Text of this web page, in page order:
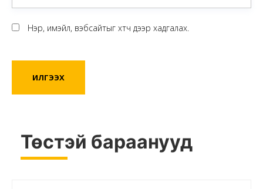
Нэр, имэйл, вэбсайтыг хөтөч дээр хадгалах.
Төстэй бараанууд